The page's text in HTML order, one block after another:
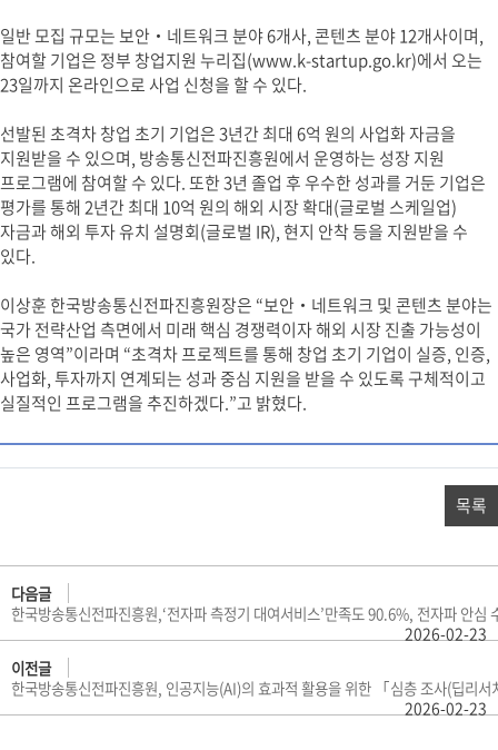
일반 모집 규모는 보안‧네트워크 분야 6개사, 콘텐츠 분야 12개사이며,
참여할 기업은 정부 창업지원 누리집(www.k-startup.go.kr)에서 오는
23일까지 온라인으로 사업 신청을 할 수 있다.
선발된 초격차 창업 초기 기업은 3년간 최대 6억 원의 사업화 자금을
지원받을 수 있으며, 방송통신전파진흥원에서 운영하는 성장 지원
프로그램에 참여할 수 있다. 또한 3년 졸업 후 우수한 성과를 거둔 기업은
평가를 통해 2년간 최대 10억 원의 해외 시장 확대(글로벌 스케일업)
자금과 해외 투자 유치 설명회(글로벌 IR), 현지 안착 등을 지원받을 수
있다.
이상훈 한국방송통신전파진흥원장은 “보안‧네트워크 및 콘텐츠 분야는
국가 전략산업 측면에서 미래 핵심 경쟁력이자 해외 시장 진출 가능성이
높은 영역”이라며 “초격차 프로젝트를 통해 창업 초기 기업이 실증, 인증,
사업화, 투자까지 연계되는 성과 중심 지원을 받을 수 있도록 구체적이고
실질적인 프로그램을 추진하겠다.”고 밝혔다.
목록
다음글
한국방송통신전파진흥원,‘전자파 측정기 대여서비스’만족도 90.6%, 전자파 안심
2026-02-23
이전글
한국방송통신전파진흥원, 인공지능(AI)의 효과적 활용을 위한 「심층 조사(딥리
2026-02-23